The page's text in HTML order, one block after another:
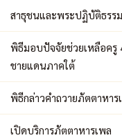
สาธุชนและพระปฏิบัติธรรม
พิธีมอบปัจจัยช่วยเหลือครู
ชายแดนภาคใต้
พิธีกล่าวคำถวายภัตตาหา
เปิดบริการภัตตาหารเพล